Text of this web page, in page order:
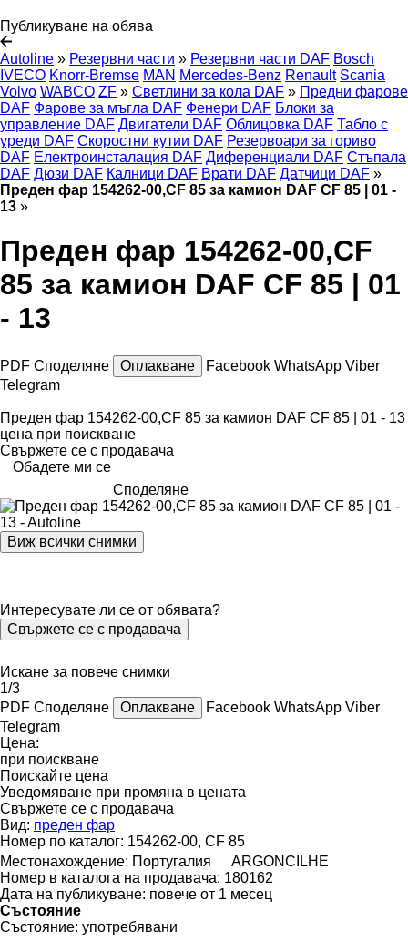
Публикуване на обява
Autoline » Резервни части » Резервни части DAF Bosch
IVECO Knorr-Bremse MAN Mercedes-Benz Renault Scania
Volvo WABCO ZF » Светлини за кола DAF » Предни фарове
DAF Фарове за мъгла DAF Фенери DAF Блоки за
управление DAF Двигатели DAF Облицовка DAF Табло с
уреди DAF Скоростни кутии DAF Резервоари за гориво
DAF Електроинсталация DAF Диференциали DAF Стъпала
DAF Дюзи DAF Калници DAF Врати DAF Датчици DAF »
Преден фар 154262-00,CF 85 за камион DAF CF 85 | 01 -
13 »
Преден фар 154262-00,CF
85 за камион DAF CF 85 | 01
- 13
PDF Споделяне Оплакване Facebook WhatsApp Viber
Telegram
Преден фар 154262-00,CF 85 за камион DAF CF 85 | 01 - 13
цена при поискване
Свържете се с продавача
Обадете ми се
Споделяне
Виж всички снимки
Интересувате ли се от обявата?
Свържете се с продавача
Искане за повече снимки
1/3
PDF Споделяне Оплакване Facebook WhatsApp Viber
Telegram
Цена:
при поискване
Поискайте цена
Уведомяване при промяна в цената
Свържете се с продавача
Вид: преден фар
Номер по каталог: 154262-00, CF 85
Местонахождение: Португалия
ARGONCILHE
Номер в каталога на продавача: 180162
Дата на публикуване: повече от 1 месец
Състояние
Състояние: употребявани